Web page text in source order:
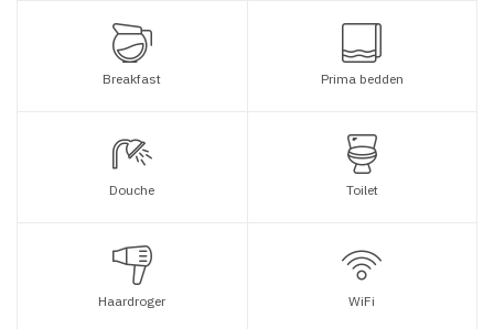
Breakfast Prima bedden
Douche Toilet
Haardroger WiFi